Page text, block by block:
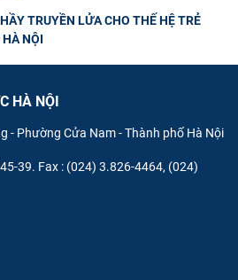
TRUYỀN LỬA CHO THẾ HỆ TRẺ
NỘI
HÀ NỘI
- Phường Cửa Nam - Thành phố Hà Nội
39. Fax : (024) 3.826-4464, (024)